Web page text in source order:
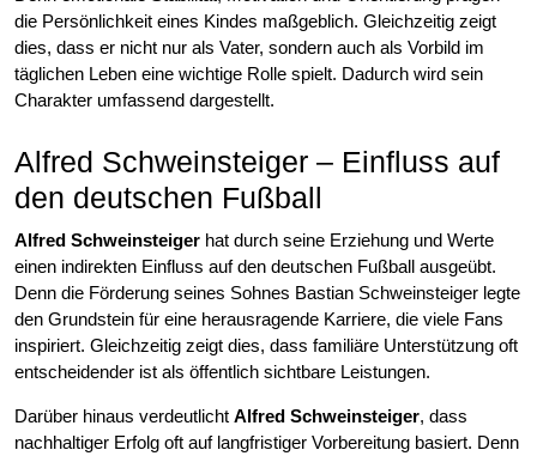
die Persönlichkeit eines Kindes maßgeblich. Gleichzeitig zeigt
dies, dass er nicht nur als Vater, sondern auch als Vorbild im
täglichen Leben eine wichtige Rolle spielt. Dadurch wird sein
Charakter umfassend dargestellt.
Alfred Schweinsteiger – Einfluss auf
den deutschen Fußball
Alfred Schweinsteiger hat durch seine Erziehung und Werte
einen indirekten Einfluss auf den deutschen Fußball ausgeübt.
Denn die Förderung seines Sohnes Bastian Schweinsteiger legte
den Grundstein für eine herausragende Karriere, die viele Fans
inspiriert. Gleichzeitig zeigt dies, dass familiäre Unterstützung oft
entscheidender ist als öffentlich sichtbare Leistungen.
Darüber hinaus verdeutlicht Alfred Schweinsteiger, dass
nachhaltiger Erfolg oft auf langfristiger Vorbereitung basiert. Denn